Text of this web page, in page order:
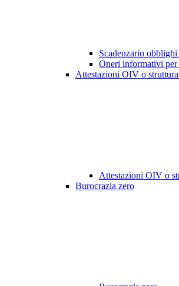
Scadenzario
Oneri informativi per
Attestazioni OIV o struttura
Attestazioni OIV o
Burocrazia zero